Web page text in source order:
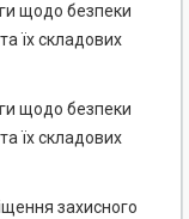
щодо безпеки
їх складових
щодо безпеки
їх складових
захисного